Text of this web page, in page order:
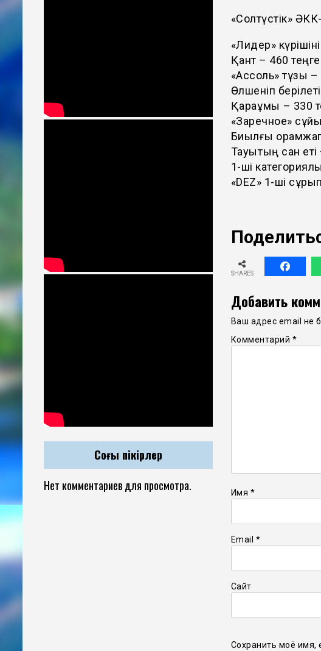
«Солтүстік»
«Лидер»
Қант – 460 теңге
«Ассоль» тұзы –
Өлшеніп
Қарақұмық – 330
«Заречное»
Биылғы
Тауықтың сан
1-ші
«DEZ» 1-ші
SHARES
Добавить
Ваш адрес email не
Комментарий *
Имя *
Email *
Сайт
Сохранить моё имя,
Соңғы пікірлер
Нет комментариев для просмотра.